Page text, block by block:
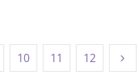
10 11 12